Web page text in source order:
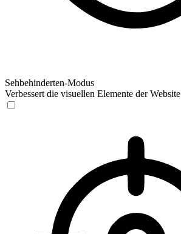
Sehbehinderten-Modus
Verbessert die visuellen Elemente der Website